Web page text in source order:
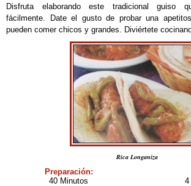
Disfruta elaborando este tradicional guiso
fácilmente. Date el gusto de probar una
pueden comer chicos y grandes. Diviértete
Rica Longaniza
Preparación:
40 Minutos
4